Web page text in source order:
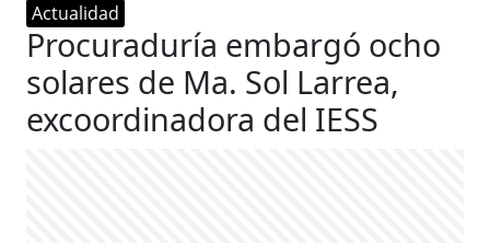
Actualidad
Procuraduría embargó ocho
solares de Ma. Sol Larrea,
excoordinadora del IESS